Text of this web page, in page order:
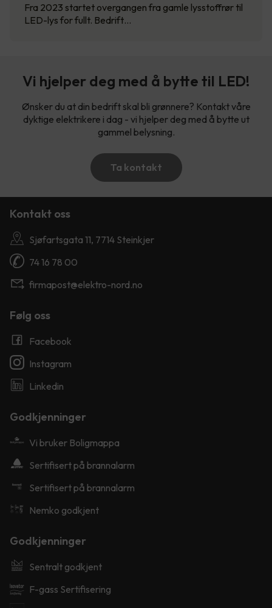
Fra 2023 startet overgangen fra gamle lysstoffrør til
LED-lys for fullt. Bedrift…
Vi hjelper deg med å bytte til LED!
Ønsker du at din bedrift skal bli grønnere? Kontakt våre
dyktige elektrikere i dag - vi hjelper deg med å bytte ut
gammel belysning.
Ta kontakt
Kontakt oss
Sjøfartsgata 11, 7714 Steinkjer
74 16 78 00
firmapost@elektro-nord.no
Følg oss
Facebook
Instagram
Linkedin
Godkjenninger
Vi bruker Boligmappa
Sertifisert på brannalarm
Sertifisert på brannalarm
Nemko godkjent
Godkjenninger
Sentralt godkjent
F-gass Sertifisering